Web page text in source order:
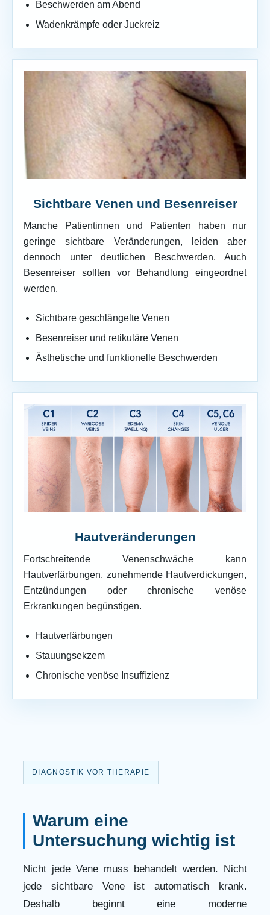
Beschwerden am Abend
Wadenkrämpfe oder Juckreiz
Sichtbare Venen und Besenreiser
Manche Patientinnen und Patienten haben nur
geringe sichtbare Veränderungen, leiden aber
dennoch unter deutlichen Beschwerden. Auch
Besenreiser sollten vor Behandlung eingeordnet
werden.
Sichtbare geschlängelte Venen
Besenreiser und retikuläre Venen
Ästhetische und funktionelle Beschwerden
Hautveränderungen
Fortschreitende Venenschwäche kann
Hautverfärbungen, zunehmende Hautverdickungen,
Entzündungen oder chronische venöse
Erkrankungen begünstigen.
Hautverfärbungen
Stauungsekzem
Chronische venöse Insuffizienz
DIAGNOSTIK VOR THERAPIE
Warum eine
Untersuchung wichtig ist
Nicht jede Vene muss behandelt werden. Nicht
jede sichtbare Vene ist automatisch krank.
Deshalb beginnt eine moderne